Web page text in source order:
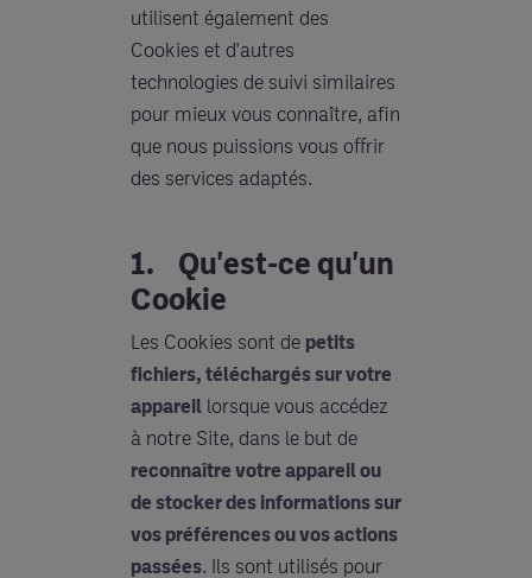
utilisent également des
Cookies et d'autres
technologies de suivi similaires
pour mieux vous connaître, afin
que nous puissions vous offrir
des services adaptés.
1. Qu'est-ce qu'un
Cookie
Les Cookies sont de petits
fichiers, téléchargés sur votre
appareil lorsque vous accédez
à notre Site, dans le but de
reconnaître votre appareil ou
de stocker des informations sur
vos préférences ou vos actions
passées. Ils sont utilisés pour